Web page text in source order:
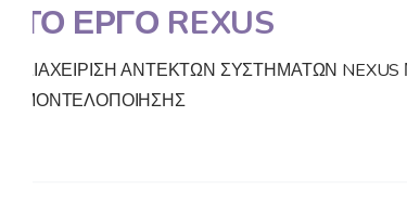
ΤΟ ΕΡΓΟ REXUS
ΔΙΑΧΕΙΡΙΣΗ ΑΝΤΕΚΤΩΝ ΣΥΣΤΗΜΑΤΩΝ
ΜΟΝΤΕΛΟΠΟΙΗΣΗΣ